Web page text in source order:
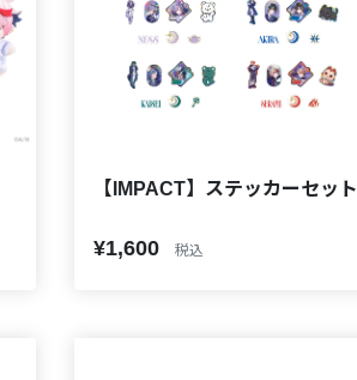
【IMPACT】ステッカーセット
¥1,600 税込